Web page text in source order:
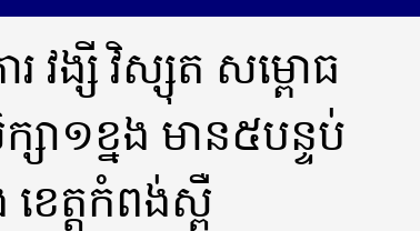
រ វង្សី វិស្សុត សម្ពោធ
សា១ខ្នង មាន៥បន្ទប់
ត្តកំពង់ស្ពឺ